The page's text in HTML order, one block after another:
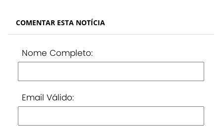
COMENTAR ESTA NOTÍCIA
Nome Completo:
Email Válido: